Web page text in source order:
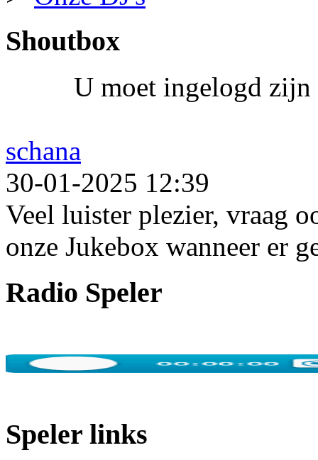
Shoutbox
U moet ingelogd zijn
schana
30-01-2025 12:39
Veel luister plezier, vraag
onze Jukebox wanneer er
Radio Speler
Speler links